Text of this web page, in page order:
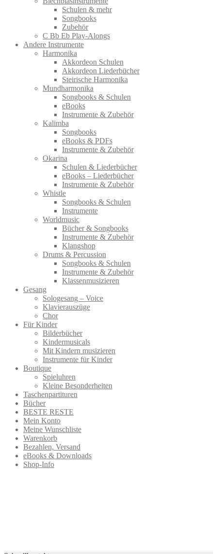
Schulen & mehr
Songbooks
Zubehör
C Bb Eb Play-Alongs
Andere Instrumente
Harmonika
Akkordeon Schulen
Akkordeon Liederbücher
Steirische Harmonika
Mundharmonika
Songbooks & Schulen
eBooks
Instrumente & Zubehör
Kalimba
Songbooks
eBooks & PDFs
Instrumente & Zubehör
Okarina
Schulen & Liederbücher
eBooks – Liederbücher
Instrumente & Zubehör
Whistle
Songbooks & Schulen
Instrumente
Worldmusic
Bücher & Songbooks
Instrumente & Zubehör
Klangshop
Drums & Percussion
Songbooks & Schulen
Instrumente & Zubehör
Klassenmusizieren
Gesang
Sologesang – Voice
Klavierauszüge
Chor
Für Kinder
Bilderbücher
Kindermusicals
Mit Kindern musizieren
Instrumente für Kinder
Boutique
Spieluhren
Kleine Besonderheiten
Taschenpartituren
Bücher
BESTE RESTE
Mein Konto
Meine Wunschliste
Warenkorb
Bezahlen, Versand
eBooks & Downloads
Shop-Info